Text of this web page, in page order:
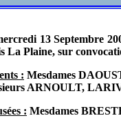
13 Septembre
La Plaine, sur
: Mesdames
ARNOULT,
: Mesdames